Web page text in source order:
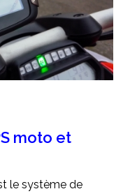
moto et
le système de